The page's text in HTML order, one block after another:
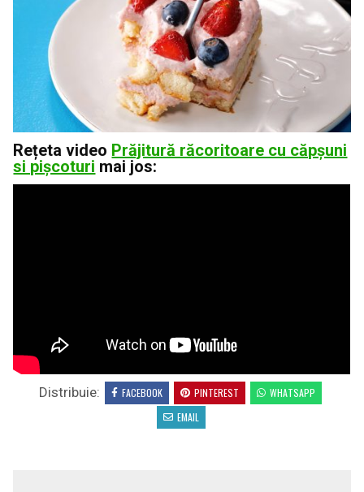
Rețeta video Prăjitură răcoritoare cu căpșuni
si pișcoturi mai jos:
Distribuie: FACEBOOK PINTEREST
WHATSAPP
EMAIL